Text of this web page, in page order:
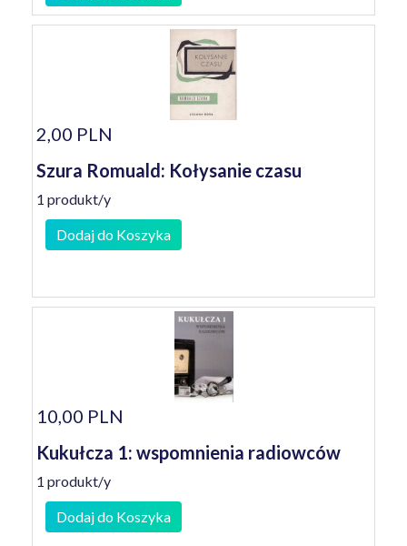
2,00 PLN
Szura Romuald: Kołysanie czasu
1 produkt/y
Dodaj do Koszyka
10,00 PLN
Kukułcza 1: wspomnienia radiowców
1 produkt/y
Dodaj do Koszyka